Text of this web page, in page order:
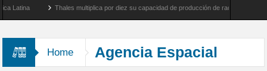
Thales multiplica por diez su capacidad de producción de radares en Brasil
Home
Agencia Espacial